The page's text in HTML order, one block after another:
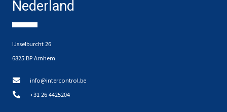
Nederland
IJsselburcht 26
6825 BP Arnhem
info@intercontrol.be
+31 26 4425204